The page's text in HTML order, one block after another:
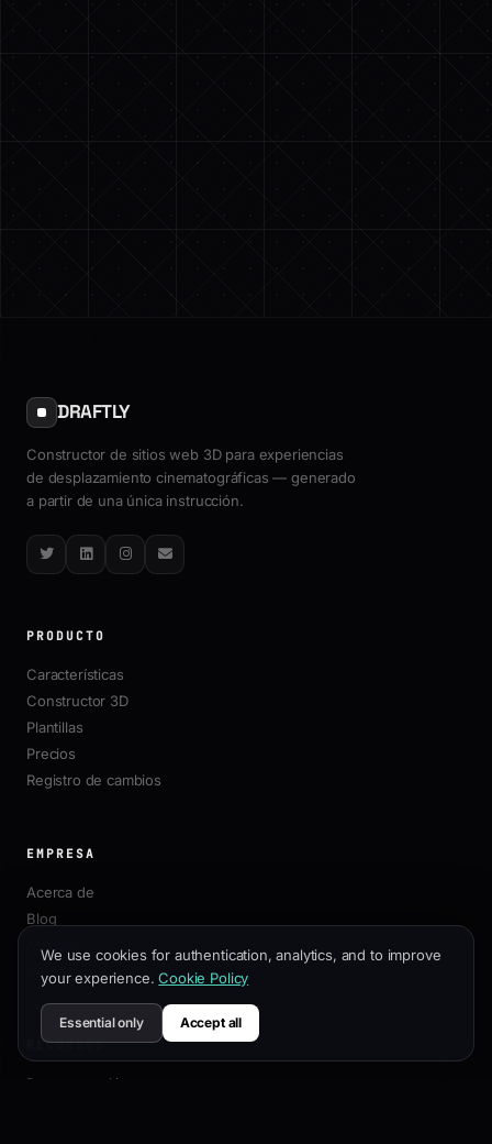
DRAFTLY
Constructor de sitios web 3D para experiencias
de desplazamiento cinematográficas — generado
a partir de una única instrucción.
TwitterLinkedInInstagram
Email
PRODUCTO
Características
Constructor 3D
Plantillas
Precios
Registro de cambios
EMPRESA
Acerca de
Blog
Contacto
RECURSOS
Documentación
We use cookies for authentication, analytics, and to improve
your experience. Cookie Policy
Essential only Accept all